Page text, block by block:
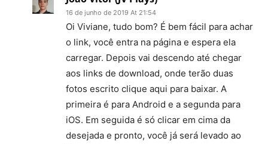
16 de junho de 2019 At 21:54
Oi Viviane, tudo bom? É bem fácil para achar
o link, você entra na página e espera ela
carregar. Depois vai descendo até chegar
aos links de download, onde terão duas
fotos escrito clique aqui para baixar. A
primeira é para Android e a segunda para
iOS. Em seguida é só clicar em cima da
desejada e pronto, você já será levado ao